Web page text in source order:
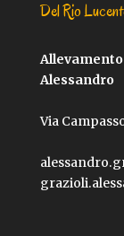
Del Rio
Allevamento
Alessandro
Via